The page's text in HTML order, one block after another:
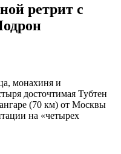
ретрит с
монахиня и
досточтимая Тубтен
(70 км) от Москвы
на «четырех